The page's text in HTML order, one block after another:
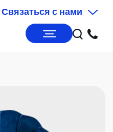
Связаться с нами